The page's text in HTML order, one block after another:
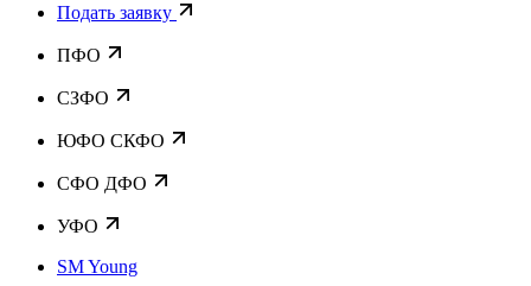
Подать заявку
ПФО
СЗФО
ЮФО СКФО
CФО ДФО
УФО
SM Young